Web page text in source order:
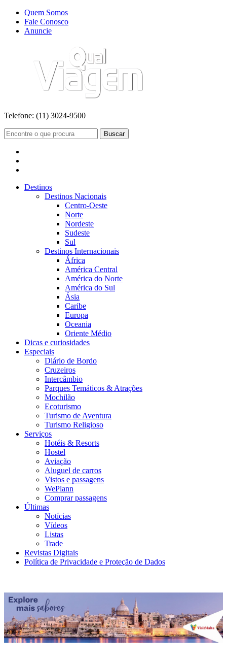
Quem Somos
Fale Conosco
Anuncie
Telefone: (11) 3024-9500
Buscar
Destinos
Destinos Nacionais
Centro-Oeste
Norte
Nordeste
Sudeste
Sul
Destinos Internacionais
África
América Central
América do Norte
América do Sul
Ásia
Caribe
Europa
Oceania
Oriente Médio
Dicas e curiosidades
Especiais
Diário de Bordo
Cruzeiros
Intercâmbio
Parques Temáticos & Atrações
Mochilão
Ecoturismo
Turismo de Aventura
Turismo Religioso
Serviços
Hotéis & Resorts
Hostel
Aviação
Aluguel de carros
Vistos e passagens
WePlann
Comprar passagens
Últimas
Notícias
Vídeos
Listas
Trade
Revistas Digitais
Política de Privacidade e Proteção de Dados